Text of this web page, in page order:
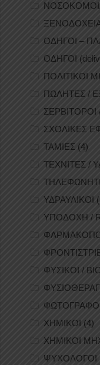
ΟΔΗΓΟΙ –
ΟΔΗΓΟΙ
ΠΟΛΙΤΙΚΟΙ
ΠΩΛΗΤΕΣ /
ΣΕΡΒΙΤΟΡΟΙ
ΣΧΟΛΙΚΕΣ
ΤΑΜΙΕΣ (4)
ΤΕΧΝΙΤΕΣ /
ΥΔΡΑΥΛΙΚΟΙ
ΥΠΟΔΟΧΗ /
ΦΥΣΙΚΟΙ /
ΧΗΜΙΚΟΙ (4)
ΧΗΜΙΚΟΙ
ΨΥΧΟΛΟΓΟΙ